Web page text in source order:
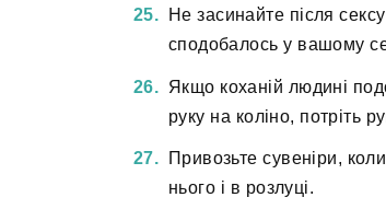
Не засинайте після
сподобалось у вашому
Якщо коханій людині
руку на коліно, потріть
Привозьте сувеніри,
нього і в розлуці.